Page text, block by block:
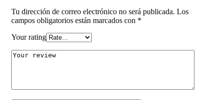
Tu dirección de correo electrónico no será publicada. Los
campos obligatorios están marcados con *
Your rating